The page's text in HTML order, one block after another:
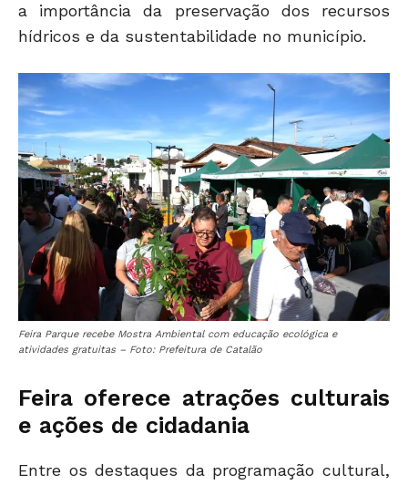
a importância da preservação dos recursos
hídricos e da sustentabilidade no município.
Feira Parque recebe Mostra Ambiental com educação ecológica e
atividades gratuitas – Foto: Prefeitura de Catalão
Feira oferece atrações culturais
e ações de cidadania
Entre os destaques da programação cultural,